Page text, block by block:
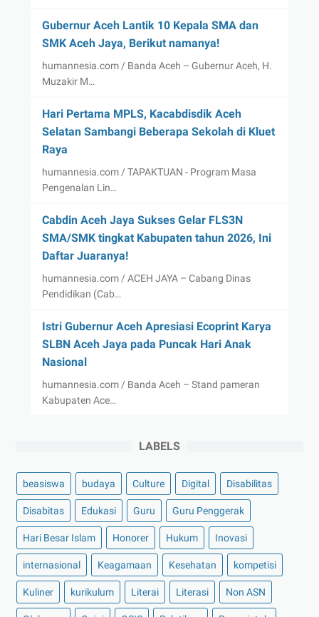
Gubernur Aceh Lantik 10 Kepala SMA dan
SMK Aceh Jaya, Berikut namanya!
humannesia.com / Banda Aceh – Gubernur Aceh, H.
Muzakir M…
Hari Pertama MPLS, Kacabdisdik Aceh
Selatan Sambangi Beberapa Sekolah di Kluet
Raya
humannesia.com / TAPAKTUAN - Program Masa
Pengenalan Lin…
Cabdin Aceh Jaya Sukses Gelar FLS3N
SMA/SMK tingkat Kabupaten tahun 2026, Ini
Daftar Juaranya!
humannesia.com / ACEH JAYA – Cabang Dinas
Pendidikan (Cab…
Istri Gubernur Aceh Apresiasi Ecoprint Karya
SLBN Aceh Jaya pada Puncak Hari Anak
Nasional
humannesia.com / Banda Aceh – Stand pameran
Kabupaten Ace…
LABELS
beasiswa budaya Culture Digital Disabilitas
Disabitas Edukasi Guru Guru Penggerak
Hari Besar Islam Honorer Hukum Inovasi
internasional Keagamaan Kesehatan kompetisi
Kuliner kurikulum Literai Literasi Non ASN